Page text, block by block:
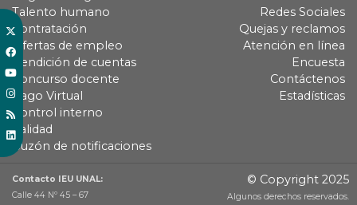
Talento humano
Contratación
Ofertas de empleo
Rendición de cuentas
Concurso docente
Pago Virtual
Control interno
Calidad
Buzón de notificaciones
Redes Sociales
Quejas y reclamos
Atención en línea
Encuesta
Contáctenos
Estadísticas
Contacto IEU UNAL:
Calle 44 Nº 45 – 67
© Copyright 2025
Algunos derechos reservados.